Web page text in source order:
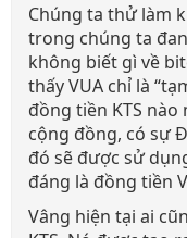
Chúng ta thử làm
trong chúng ta
không biết gì về
thấy VUA chỉ là
đồng tiền KTS
cộng đồng, có sự
đó sẽ được sử
đáng là đồng tiền
Vâng hiện tại ai